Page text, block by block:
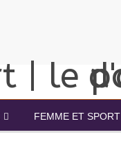
FEMME ET SPORT